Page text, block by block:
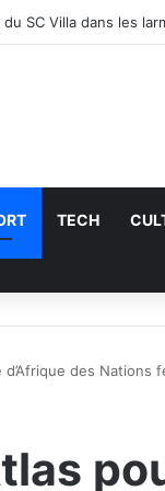
TECH
d’Afrique des Nations